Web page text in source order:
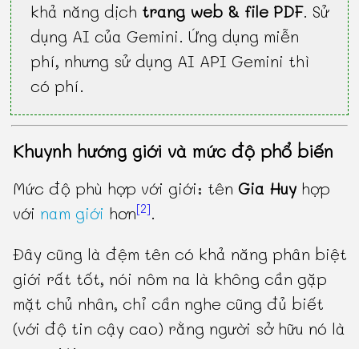
khả năng dịch trang web & file PDF. Sử
dụng AI của Gemini. Ứng dụng miễn
phí, nhưng sử dụng AI API Gemini thì
có phí.
Khuynh hướng giới và mức độ phổ biến
Mức độ phù hợp với giới: tên Gia Huy hợp
với nam giới hơn[2].
Đây cũng là đệm tên có khả năng phân biệt
giới rất tốt, nói nôm na là không cần gặp
mặt chủ nhân, chỉ cần nghe cũng đủ biết
(với độ tin cậy cao) rằng người sở hữu nó là